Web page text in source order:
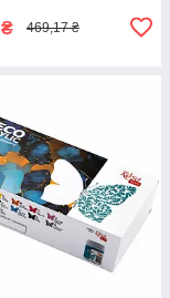
₴ 469,17 ₴